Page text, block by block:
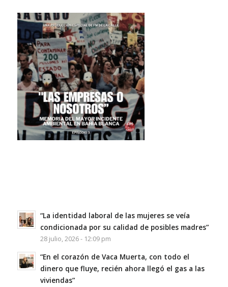
“La identidad laboral de las mujeres se veía
condicionada por su calidad de posibles madres”
28 julio, 2026 - 12:09 pm
“En el corazón de Vaca Muerta, con todo el
dinero que fluye, recién ahora llegó el gas a las
viviendas”